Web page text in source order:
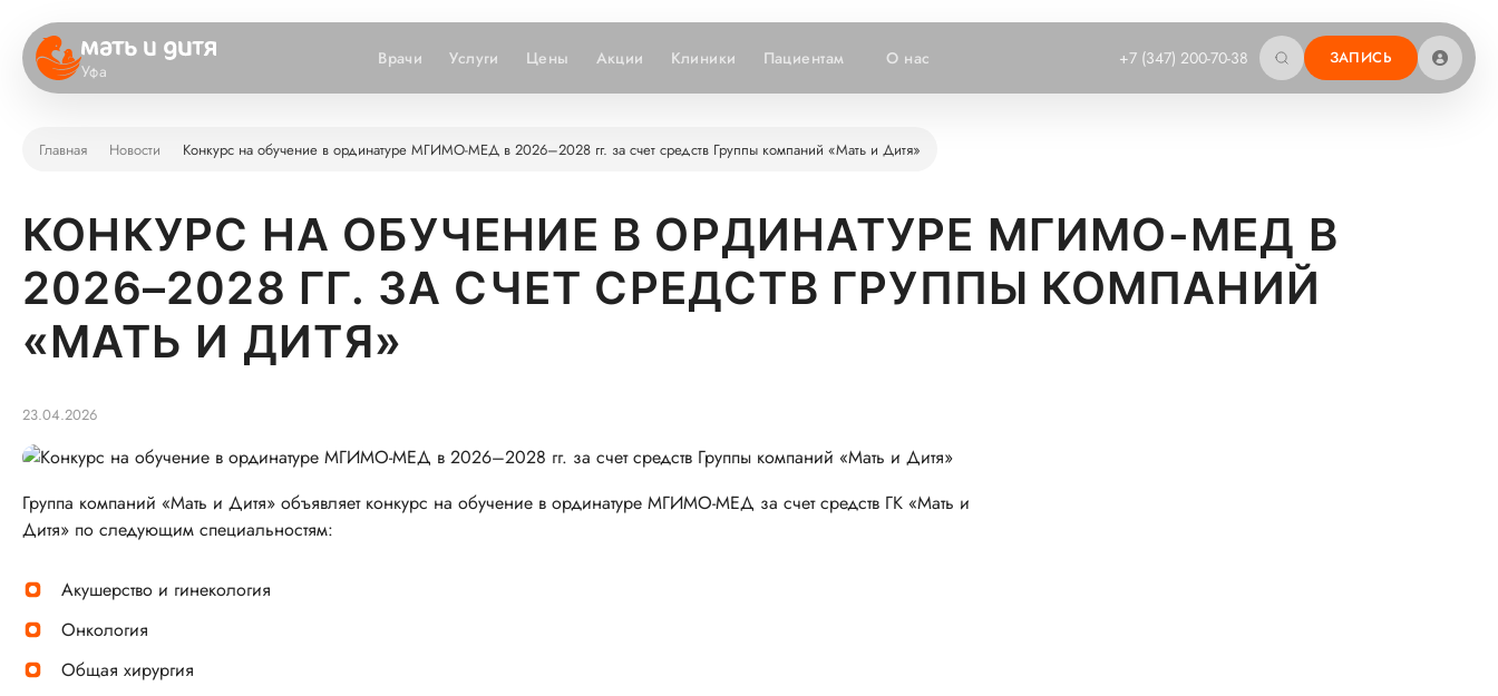
Уфа
Врачи Услуги Цены Акции Клиники Пациентам О нас +7 (347) 200-70-38 ЗАПИСЬ
Главная Новости Конкурс на обучение в ординатуре МГИМО-МЕД в 2026–2028 гг. за счет средств Группы компаний «Мать и Дитя»
КОНКУРС НА ОБУЧЕНИЕ В ОРДИНАТУРЕ МГИМО-МЕД В
2026–2028 ГГ. ЗА СЧЕТ СРЕДСТВ ГРУППЫ КОМПАНИЙ
«МАТЬ И ДИТЯ»
23.04.2026
Группа компаний «Мать и Дитя» объявляет конкурс на обучение в ординатуре МГИМО-МЕД за счет средств ГК «Мать и
Дитя» по следующим специальностям:
Акушерство и гинекология
Онкология
Общая хирургия